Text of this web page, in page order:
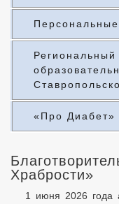
«Про Диабет»
Храбрости»
1 июня 2026 года